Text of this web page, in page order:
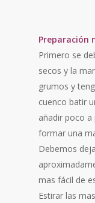
Preparación
Primero se
secos y la
grumos y
cuenco batir
añadir poco
formar una
Debemos
mas fácil de
Estirar las